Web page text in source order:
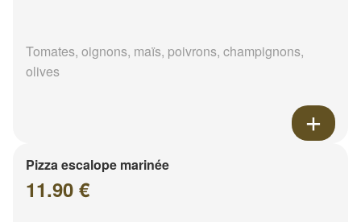
Tomates, oignons, maïs, poivrons, champignons,
olives
Pizza escalope marinée
11.90 €